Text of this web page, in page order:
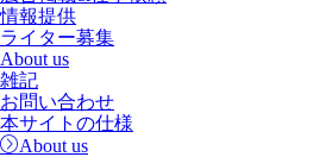
情報提供
ライター募集
About us
雑記
お問い合わせ
本サイトの仕様
About us